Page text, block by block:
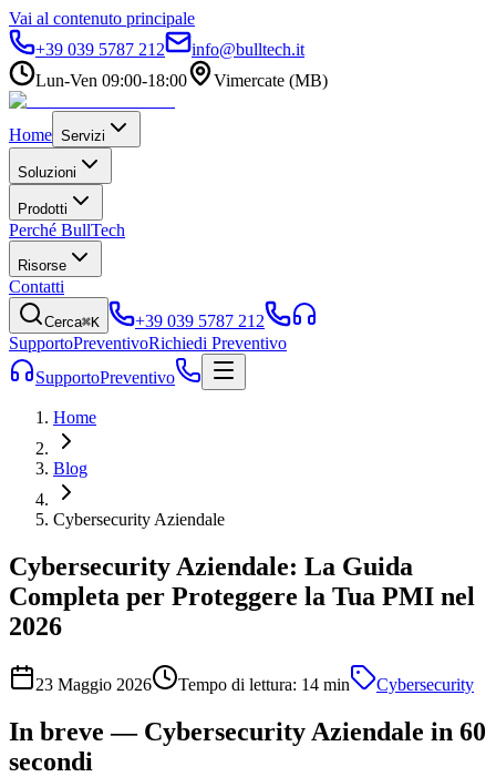
Vai al contenuto principale
+39 039 5787 212
info@bulltech.it
Lun-Ven 09:00-18:00
Vimercate (MB)
Home Servizi
Soluzioni
Prodotti
Perché BullTech
Risorse
Contatti
Cerca⌘K
+39 039 5787 212
SupportoPreventivoRichiedi Preventivo
SupportoPreventivo
Home
Blog
Cybersecurity Aziendale
Cybersecurity Aziendale: La Guida
Completa per Proteggere la Tua PMI nel
2026
23 Maggio 2026 Tempo di lettura: 14 min Cybersecurity
In breve — Cybersecurity Aziendale in 60
secondi